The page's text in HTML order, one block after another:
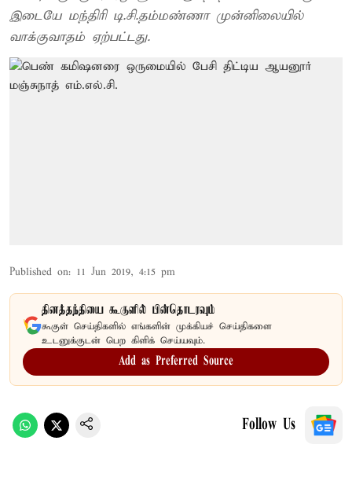
இடையே மந்திரி டி.சி.தம்மண்ணா முன்னிலையில்
வாக்குவாதம் ஏற்பட்டது.
Published on: 11 Jun 2019, 4:15 pm
தினத்தந்தியை கூகுளில் பின்தொடரவும்
கூகுள் செய்திகளில் எங்களின் முக்கியச் செய்திகளை
உடனுக்குடன் பெற கிளிக் செய்யவும்.
Add as Preferred Source
Follow Us